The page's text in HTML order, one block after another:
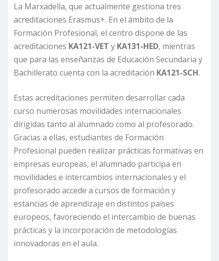
La Marxadella, que actualmente gestiona tres
acreditaciones Erasmus+. En el ámbito de la
Formación Profesional, el centro dispone de las
acreditaciones KA121-VET y KA131-HED, mientras
que para las enseñanzas de Educación Secundaria y
Bachillerato cuenta con la acreditación KA121-SCH.
Estas acreditaciones permiten desarrollar cada
curso numerosas movilidades internacionales
dirigidas tanto al alumnado como al profesorado.
Gracias a ellas, estudiantes de Formación
Profesional pueden realizar prácticas formativas en
empresas europeas, el alumnado participa en
movilidades e intercambios internacionales y el
profesorado accede a cursos de formación y
estancias de aprendizaje en distintos países
europeos, favoreciendo el intercambio de buenas
prácticas y la incorporación de metodologías
innovadoras en el aula.